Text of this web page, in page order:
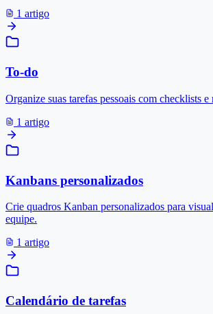
1 artigo
To-do
Organize suas tarefas pessoais com checklists e
1 artigo
Kanbans personalizados
Crie quadros Kanban personalizados para
equipe.
1 artigo
Calendário de tarefas